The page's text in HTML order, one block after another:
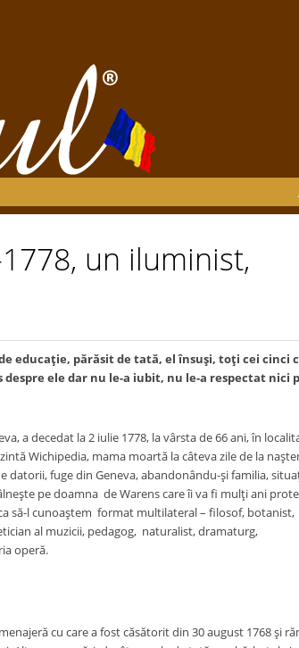
un iluminist,
educaţie, părăsit de tată, el însuşi, toţi cei cinci
ele dar nu le-a iubit, nu le-a respectat nici
a decedat la 2 iulie 1778, la vârsta de 66 ani, în
Wichipedia, mama moartă la câteva zile de la
fuge din Geneva, abandonându-şi familia,
pe doamna de Warens care îi va fi mulţi ani
să-l cunoaştem format multilateral – filosof, botanist,
al muzicii, pedagog, naturalist, dramaturg,
operă.
cu care a fost căsătorit din 30 august 1768 şi